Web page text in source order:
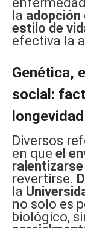
la adopción
estilo de
efectiva la
Genética,
social:
longevidad
Diversos
en que el
ralentizarse
revertirse.
la
no solo es
biológico,